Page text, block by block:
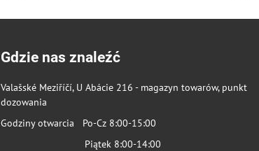
Gdzie nas znaleźć
Valašské Meziříčí, U Abácie 216 - magazyn towarów, punkt
dozowania
Godziny otwarcia Po-Cz 8:00-15:00
Piątek 8:00-14:00